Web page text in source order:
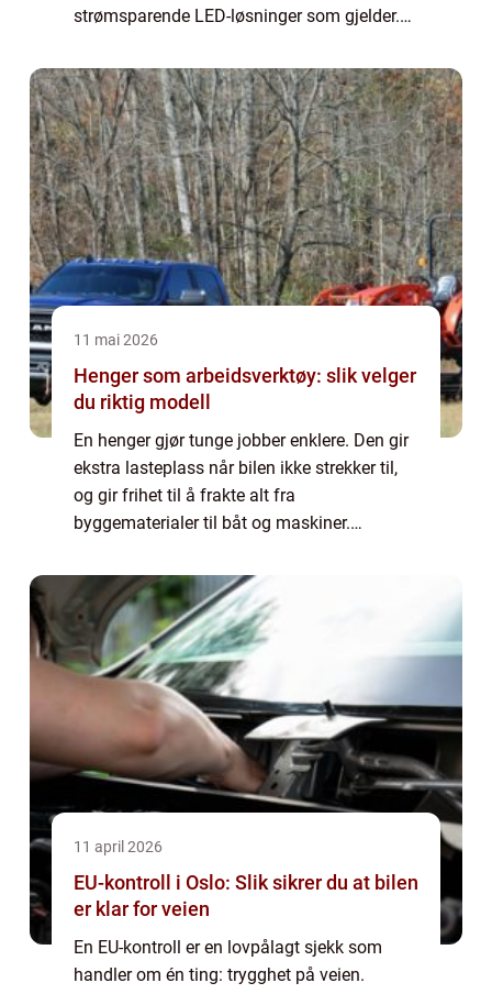
strømsparende LED-løsninger som gjelder.
verktøy både for bedrifter og privatperson...
11 mai 2026
Henger som arbeidsverktøy: slik velger
du riktig modell
En henger gjør tunge jobber enklere. Den gir
ekstra lasteplass når bilen ikke strekker til,
og gir frihet til å frakte alt fra
byggematerialer til båt og maskiner.
små forskjeller i type, vekt og utstyr kan bety
...
11 april 2026
EU-kontroll i Oslo: Slik sikrer du at bilen
er klar for veien
En EU-kontroll er en lovpålagt sjekk som
handler om én ting: trygghet på veien.